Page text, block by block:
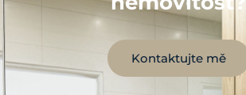
Kontaktujte mě